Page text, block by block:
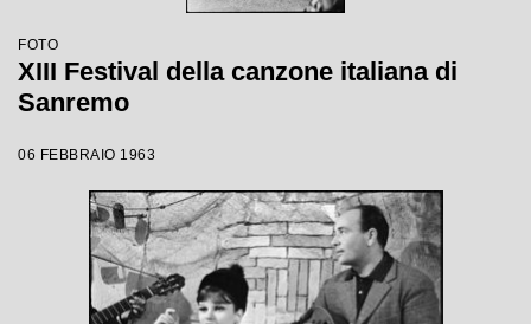
FOTO
XIII Festival della canzone italiana di
Sanremo
06 FEBBRAIO 1963